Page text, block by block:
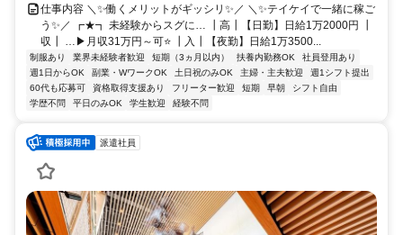
仕事内容 ＼✨働くメリットがギッシリ✨／ ＼✨テイケイで一緒に稼ご
う✨／ ┏★┓ 未経験からスグに… ┃高┃【日勤】日給1万2000円 ┃
収┃ …▶月収31万円～可⭐ ┃入┃【夜勤】日給1万3500...
制服あり 業界未経験者歓迎 短期（3ヵ月以内） 扶養内勤務OK
社員登用あり
週1日からOK
副業・WワークOK 土日祝のみOK 主婦・主夫歓迎
週1シフト提出
60代も応募可
資格取得支援あり フリーター歓迎 短期 早朝
シフト自由
学歴不問
平日のみOK 学生歓迎 経験不問
派遣社員